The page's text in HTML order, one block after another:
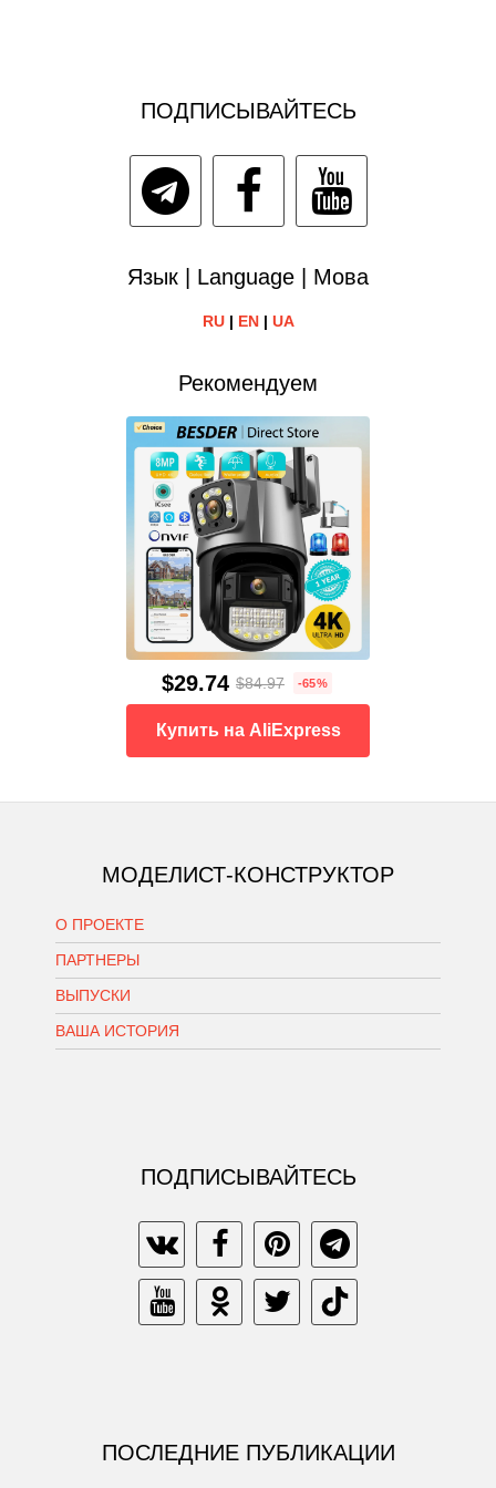
ПОДПИСЫВАЙТЕСЬ
Язык | Language | Мова
RU| EN| UA
Рекомендуем
$29.74 $84.97 -65%
Купить на AliExpress
МОДЕЛИСТ-КОНСТРУКТОР
О ПРОЕКТЕ
ПАРТНЕРЫ
ВЫПУСКИ
ВАША ИСТОРИЯ
ПОДПИСЫВАЙТЕСЬ
ПОСЛЕДНИЕ ПУБЛИКАЦИИ